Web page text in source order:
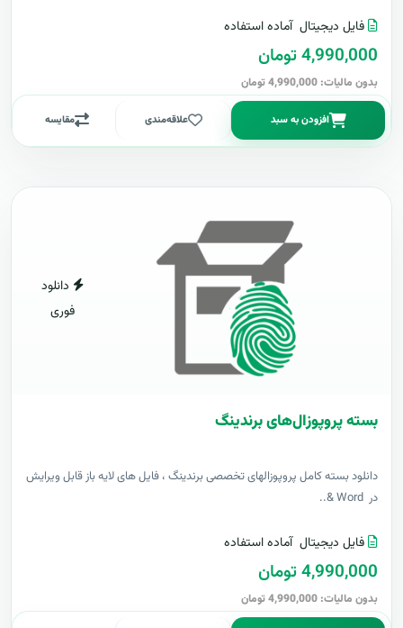
فایل دیجیتال آماده استفاده
4,990,000 تومان
بدون مالیات: 4,990,000 تومان
افزودن به سبد علاقه‌مندی مقایسه
دانلود
فوری
بسته پروپوزال‌های برندینگ
دانلود بسته کامل پروپوزالهای تخصصی برندینگ ، فایل های لایه باز قابل ویرایش
در Word &..
فایل دیجیتال آماده استفاده
4,990,000 تومان
بدون مالیات: 4,990,000 تومان